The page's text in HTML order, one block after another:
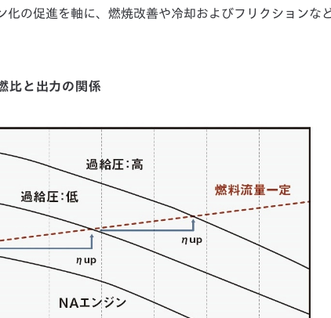
の促進を軸に、燃焼改善や冷却およびフリクションな
比と出力の関係